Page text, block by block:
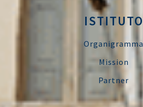
ISTITUTO
Organigramma
Mission
Partner